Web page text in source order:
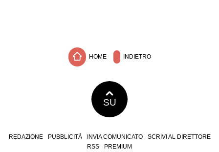
HOME INDIETRO
SU
REDAZIONE PUBBLICITÀ INVIA COMUNICATO
SCRIVI AL DIRETTORE
RSS
PREMIUM